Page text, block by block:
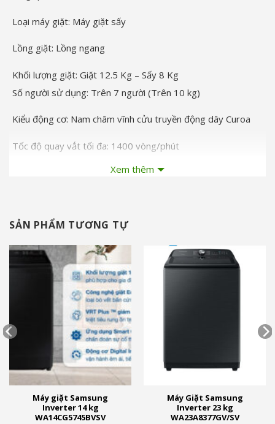
Loại máy giặt: Máy giặt sấy
Lồng giặt: Lồng ngang
Khối lượng giặt: Giặt 12.5 Kg – Sấy 8 Kg
Số người sử dụng: Trên 7 người (Trên 10 kg)
Kiểu động cơ: Nam châm vĩnh cửu truyền động dây Curoa
Tốc độ quay vắt tối đa: 1400 vòng/phút
Thép không gỉ
Chất liệu cửa máy:Kính cường lực 2 lớp
Sản xuất tại: Trung Quốc
Dòng sản phẩm:2023
Xem thêm
SẢN PHẨM TƯƠNG TỰ
Máy giặt Samsung
Inverter 14 kg
WA14CG5745BVSV
Máy Giặt Samsung
Inverter 23 kg
WA23A8377GV/SV